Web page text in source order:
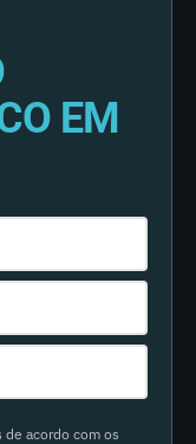
EM
acordo com os